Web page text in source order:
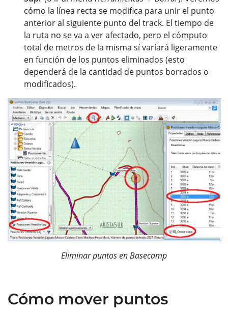
cómo la línea recta se modifica para unir el punto
anterior al siguiente punto del track. El tiempo de
la ruta no se va a ver afectado, pero el cómputo
total de metros de la misma sí varíará ligeramente
en función de los puntos eliminados (esto
dependerá de la cantidad de puntos borrados o
modificados).
Eliminar puntos en Basecamp
Cómo mover puntos